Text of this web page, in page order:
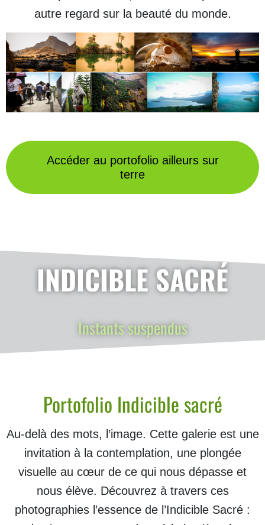
autre regard sur la beauté du monde.
Accéder au portofolio ailleurs sur
terre
INDICIBLE SACRÉ
Instants suspendus
Portofolio Indicible sacré
Au-delà des mots, l’image. Cette galerie est une
invitation à la contemplation, une plongée
visuelle au cœur de ce qui nous dépasse et
nous élève. Découvrez à travers ces
photographies l’essence de l’Indicible Sacré :